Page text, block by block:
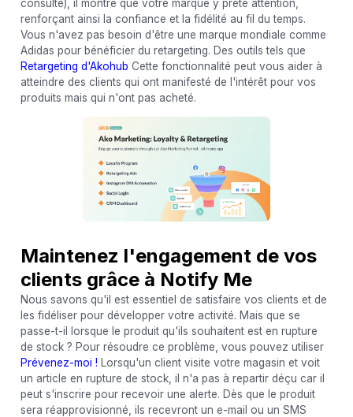
consulté), il montre que votre marque y prête attention,
renforçant ainsi la confiance et la fidélité au fil du temps.
Vous n'avez pas besoin d'être une marque mondiale comme
Adidas pour bénéficier du retargeting. Des outils tels que
Retargeting d'Akohub Cette fonctionnalité peut vous aider à
atteindre des clients qui ont manifesté de l'intérêt pour vos
produits mais qui n'ont pas acheté.
Maintenez l'engagement de vos
clients grâce à Notify Me
Nous savons qu'il est essentiel de satisfaire vos clients et de
les fidéliser pour développer votre activité. Mais que se
passe-t-il lorsque le produit qu'ils souhaitent est en rupture
de stock ? Pour résoudre ce problème, vous pouvez utiliser
Prévenez-moi ! Lorsqu'un client visite votre magasin et voit
un article en rupture de stock, il n'a pas à repartir déçu car il
peut s'inscrire pour recevoir une alerte. Dès que le produit
sera réapprovisionné, ils recevront un e-mail ou un SMS